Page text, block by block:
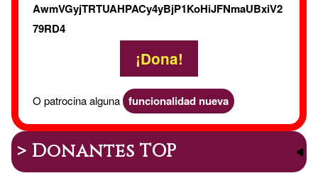
AwmVGyjTRTUAHPACy4yBjP1KoHiJFNmaUBxiV2
79RD4
¡Dona!
O patrocina alguna funcionalidad nueva
> Donantes TOP